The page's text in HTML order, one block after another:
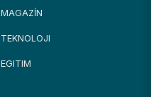
MAGAZİN
TEKNOLOJI
EGITIM